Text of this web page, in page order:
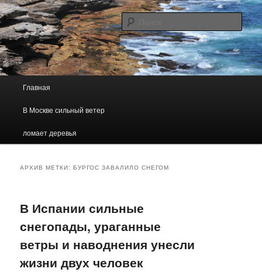
Погода В Москве
Погодно — географический, образовательный сайт
Перейти к основному содержимому
Перейти к дополнительному содержимому
Главная
В Москве сильный ветер
ломает деревья
АРХИВ МЕТКИ:БУРГОС ЗАВАЛИЛО СНЕГОМ
В Испании сильные
снегопады, ураганные
ветры и наводнения унесли
жизни двух человек